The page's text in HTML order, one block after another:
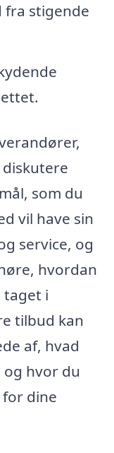
stigende
som du
vil have sin
service, og
hvordan
taget i
tilbud kan
af, hvad
hvor du
dine